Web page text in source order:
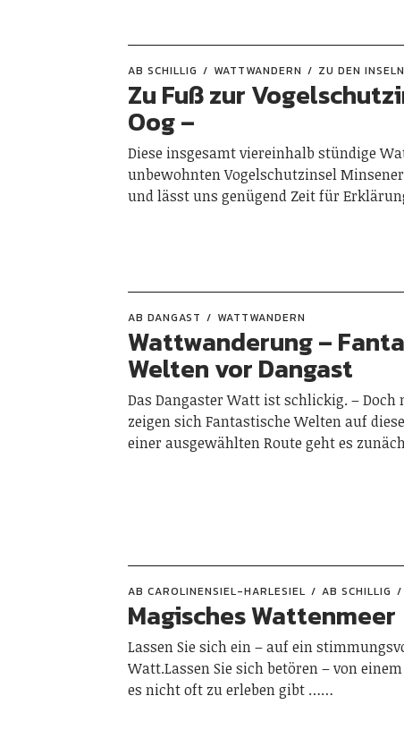
AB SCHILLIG WATTWANDERN ZU DEN INSELN
Zu Fuß zur
Oog –
Diese insgesamt viereinhalb stündige
unbewohnten Vogelschutzinsel
und lässt uns genügend Zeit für
AB DANGAST WATTWANDERN
Wattwanderung –
Welten vor Dangast
Das Dangaster Watt ist schlickig. – Doch
zeigen sich Fantastische Welten auf
einer ausgewählten Route geht es
AB CAROLINENSIEL-HARLESIEL AB SCHILLIG
Magisches Wattenmeer
Lassen Sie sich ein – auf ein
Watt.Lassen Sie sich betören – von
es nicht oft zu erleben gibt ……